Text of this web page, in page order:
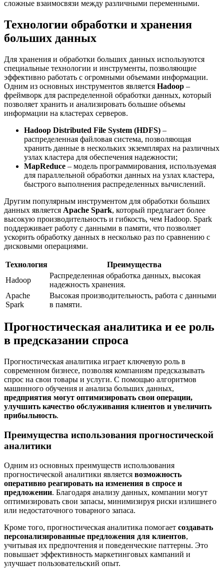
сложные взаимосвязи между различными переменными.
Технологии обработки и хранения
больших данных
Для хранения и обработки больших данных используются
специальные технологии и инструменты, позволяющие
эффективно работать с огромными объемами информации.
Одним из основных инструментов является Hadoop –
фреймворк для распределенной обработки данных, который
позволяет хранить и анализировать большие объемы
информации на кластерах серверов.
Hadoop Distributed File System (HDFS) –
распределенная файловая система, позволяющая
хранить данные в нескольких экземплярах на различных
узлах кластера для обеспечения надежности;
MapReduce – модель программирования, используемая
для параллельной обработки данных на узлах кластера,
быстрого выполнения распределенных вычислений.
Другим популярным инструментом для обработки больших
данных является Apache Spark, который предлагает более
высокую производительность и гибкость, чем Hadoop. Spark
поддерживает работу с данными в памяти, что позволяет
ускорить обработку данных в несколько раз по сравнению с
дисковыми операциями.
Технология
Преимущества
Hadoop
Распределенная обработка данных, высокая
надежность хранения.
Apache
Spark
Высокая производительность, работа с данными
в памяти.
Прогностическая аналитика и ее роль
в предсказании спроса
Прогностическая аналитика играет ключевую роль в
современном бизнесе, позволяя компаниям предсказывать
спрос на свои товары и услуги. С помощью алгоритмов
машинного обучения и анализа больших данных,
предприятия могут оптимизировать свои операции,
улучшить качество обслуживания клиентов и увеличить
прибыльность.
Преимущества использования прогностической
аналитики
Одним из основных преимуществ использования
прогностической аналитики является возможность
оперативно реагировать на изменения в спросе и
предложении. Благодаря анализу данных, компании могут
оптимизировать свои запасы, минимизируя риски излишнего
или недостаточного товарного запаса.
Кроме того, прогностическая аналитика помогает создавать
персонализированные предложения для клиентов,
учитывая их предпочтения и поведенческие паттерны. Это
повышает эффективность маркетинговых кампаний и
улучшает пользовательский опыт.